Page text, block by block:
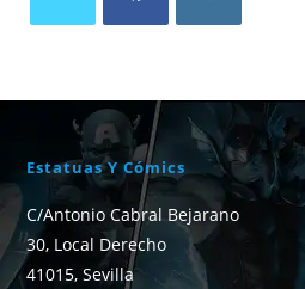
Estatuas Y Cómics
C/Antonio Cabral Bejarano
30, Local Derecho
41015, Sevilla